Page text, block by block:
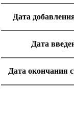
Дата
Дата
Дата окончания